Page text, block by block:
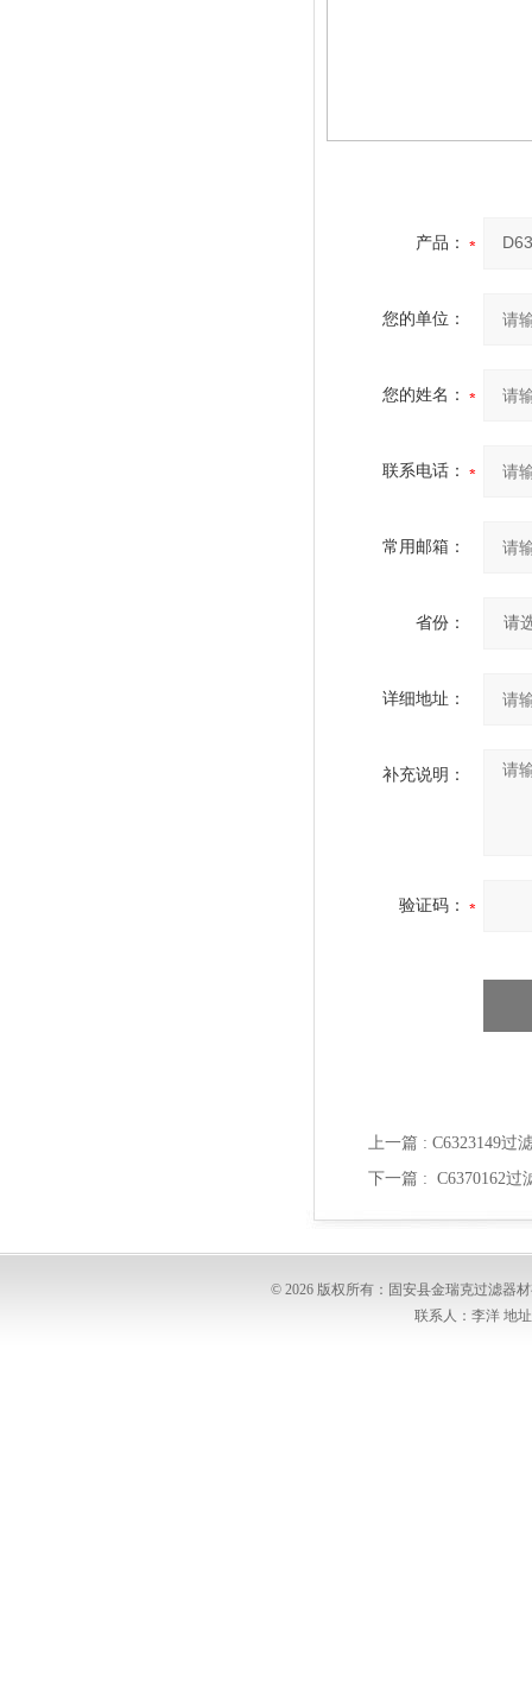
产品：
您的单位：
您的姓名：
联系电话：
常用邮箱：
省份：
详细地址：
补充说明：
验证码：
上一篇 : C6323149过
下一篇 : C6370162过
© 2026 版权所有：固安县金瑞克过滤器
联系人：李洋 地